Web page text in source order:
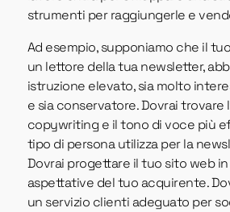
strumenti per raggiungerle e
Ad esempio, supponiamo che il
un lettore della tua newsletter,
istruzione elevato, sia molto
e sia conservatore. Dovrai trovare
copywriting e il tono di voce più
tipo di persona utilizza per la
Dovrai progettare il tuo sito web in
aspettative del tuo acquirente.
un servizio clienti adeguato per